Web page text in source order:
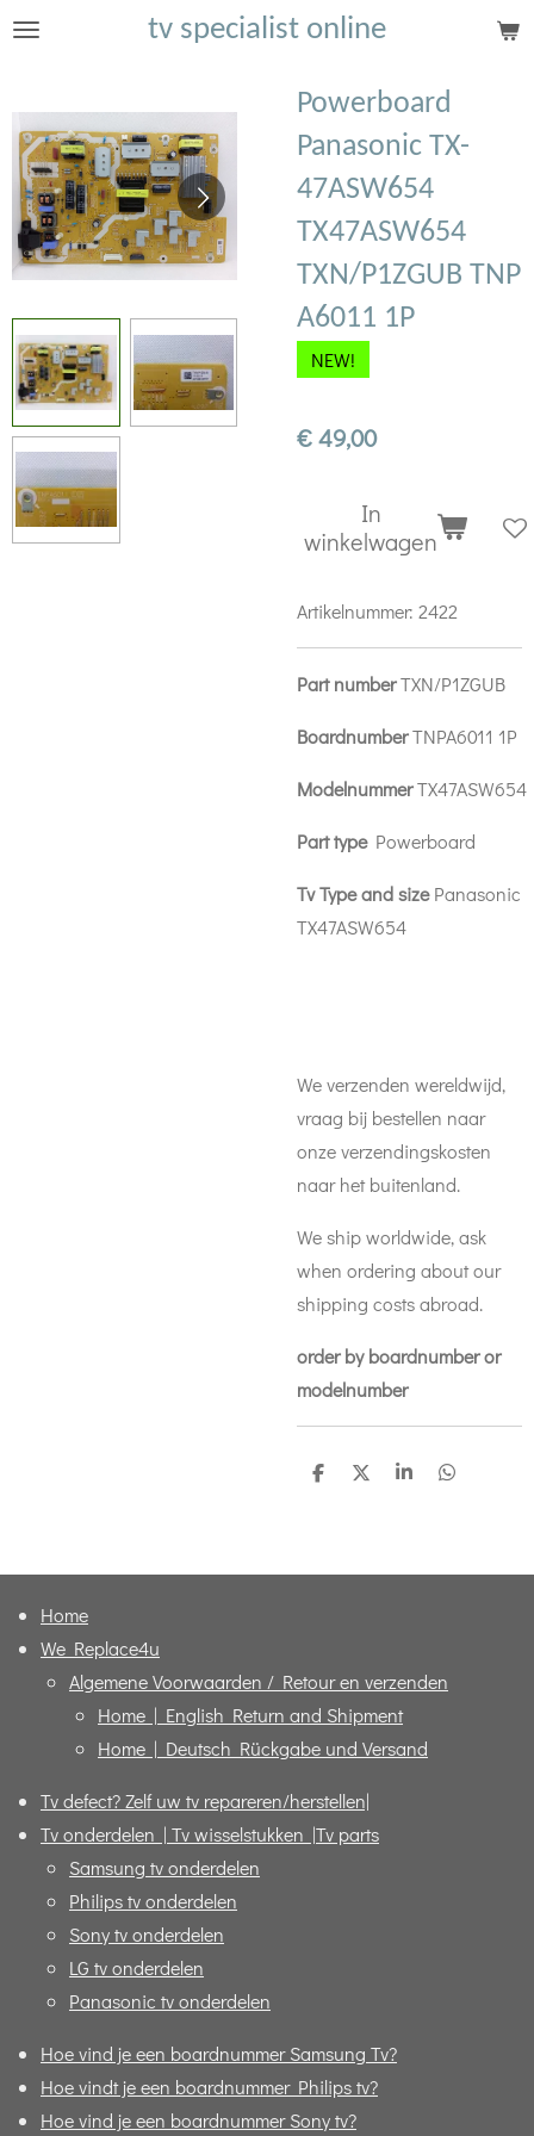
Ga
de
hoofdinhoud
tv specialist online
Powerboard
Panasonic TX-
47ASW654
TX47ASW654
TXN/P1ZGUB TNP
A6011 1P
NEW!
€ 49,00
In
winkelwagen
Artikelnummer: 2422
Part numberTXN/P1ZGUB
BoardnumberTNPA6011 1P
ModelnummerTX47ASW654
Part typePowerboard
Tv Type and sizePanasonic
TX47ASW654
We verzenden wereldwijd,
vraag bij bestellen naar
onze verzendingskosten
naar het buitenland.
We ship worldwide, ask
when ordering about our
shipping costs abroad.
order by boardnumber or
modelnumber
D
D
S
D
Home
We Replace4u
Algemene Voorwaarden / Retour en verzenden
Home | English Return and Shipment
Home | Deutsch Rückgabe und Versand
Tv defect? Zelf uw tv repareren/herstellen|
Tv onderdelen | Tv wisselstukken |Tv parts
Samsung tv onderdelen
Philips tv onderdelen
Sony tv onderdelen
LG tv onderdelen
Panasonic tv onderdelen
Hoe vind je een boardnummer Samsung Tv?
Hoe vindt je een boardnummer Philips tv?
Hoe vind je een boardnummer Sony tv?